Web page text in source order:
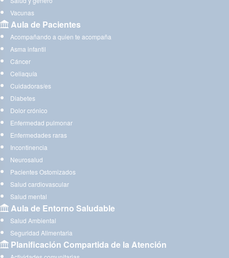
Vacunas
Aula de Pacientes
Acompañando a quien te acompaña
Asma infantil
Cáncer
Celiaquía
Cuidadoras/es
Diabetes
Dolor crónico
Enfermedad pulmonar
Enfermedades raras
Incontinencia
Neurosalud
Pacientes Ostomizados
Salud cardiovascular
Salud mental
Aula de Entorno Saludable
Salud Ambiental
Seguridad Alimentaria
Planificación Compartida de la Atención